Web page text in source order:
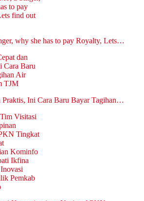
why she has to pay Royalty, Lets…
Praktis, Ini Cara Baru Bayar Tagihan…